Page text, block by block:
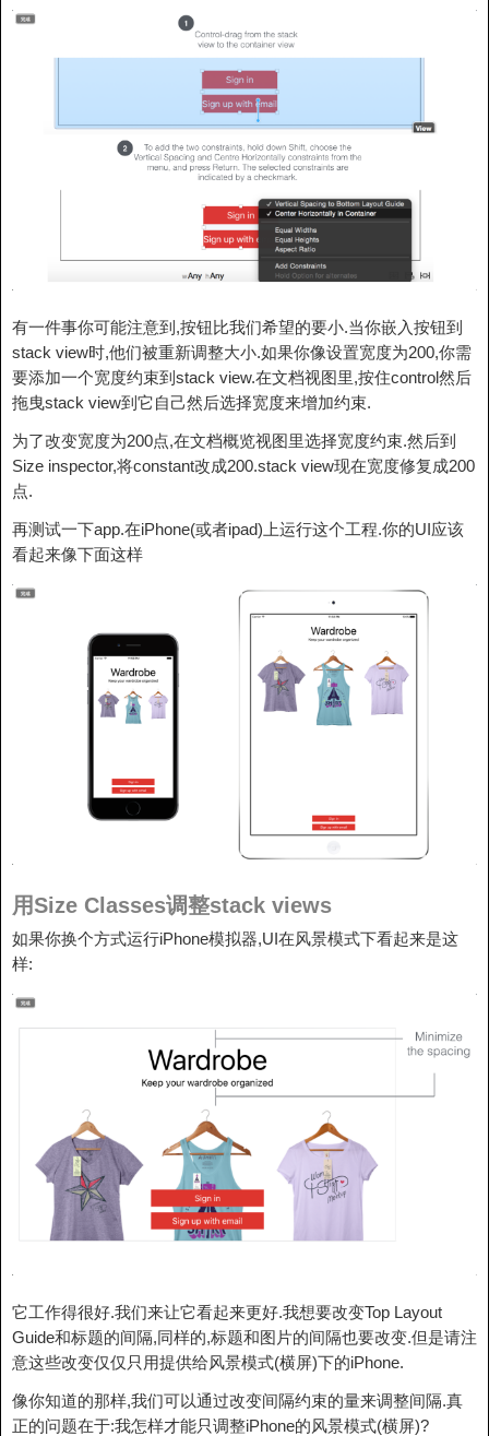
有一件事你可能注意到,按钮比我们希望的要小.当你嵌入按钮到
stack view时,他们被重新调整大小.如果你像设置宽度为200,你需
要添加一个宽度约束到stack view.在文档视图里,按住control然后
拖曳stack view到它自己然后选择宽度来增加约束.
为了改变宽度为200点,在文档概览视图里选择宽度约束.然后到
Size inspector,将constant改成200.stack view现在宽度修复成200
点.
再测试一下app.在iPhone(或者ipad)上运行这个工程.你的UI应该
看起来像下面这样
用Size Classes调整stack views
如果你换个方式运行iPhone模拟器,UI在风景模式下看起来是这
样:
它工作得很好.我们来让它看起来更好.我想要改变Top Layout
Guide和标题的间隔,同样的,标题和图片的间隔也要改变.但是请注
意这些改变仅仅只用提供给风景模式(横屏)下的iPhone.
像你知道的那样,我们可以通过改变间隔约束的量来调整间隔.真
正的问题在于:我怎样才能只调整iPhone的风景模式(横屏)?